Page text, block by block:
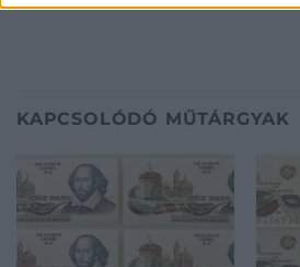
KAPCSOLÓDÓ MŰTÁRGYAK